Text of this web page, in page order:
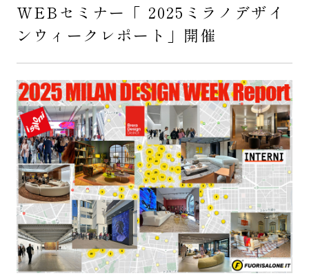
WEBセミナー「 2025ミラノデザイ
ンウィークレポート」開催